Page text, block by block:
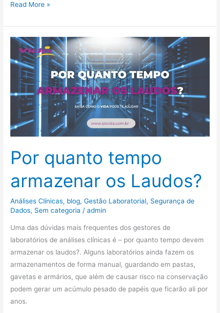
Read More »
Por quanto tempo
armazenar os Laudos?
Análises Clínicas, blog,Gestão Laboratorial, Segurança de
Dados, Sem categoria /admin
Uma das dúvidas mais frequentes dos gestores de
laboratórios de análises clínicas é – por quanto tempo devem
armazenar os laudos?. Alguns laboratórios ainda fazem os
armazenamentos de forma manual, guardando em pastas,
gavetas e armários, que além de causar risco na conservação
podem gerar um acúmulo pesado de papéis que ficarão ali por
anos.
Por
quanto
tempo
armazenar
os
Laudos?